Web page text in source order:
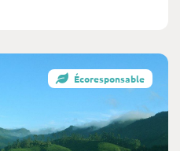
d’anecdotes mystérieuses,
et d’expériences immersives
haleine durant 14 jours.Écoresponsable